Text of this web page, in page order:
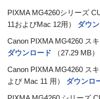
PIXMA MG4260シリーズ
11およびMac 12用） ダウ
Canon PIXMA MG4260 ス
ダウンロード
（27.29 MB）
Canon PIXMA MG4260 ス
よび Mac 11 用） ダウンロ